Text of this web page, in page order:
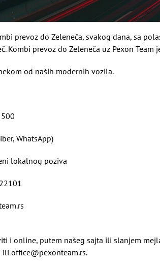
prevoz do Zeleneča, svakog dana, sa
Kombi prevoz do Zeleneča uz Pexon
od naših modernih vozila.
WhatsApp)
lokalnog poziva
i online, putem našeg sajta ili slanjem
ili office@pexonteam.rs.